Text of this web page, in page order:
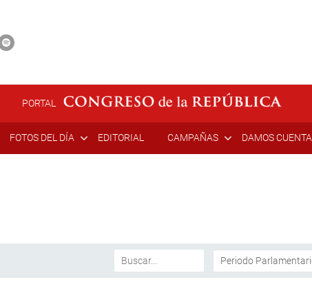
PORTAL
FOTOS DEL DÍA EDITORIAL CAMPAÑAS DAMOS CUENTA